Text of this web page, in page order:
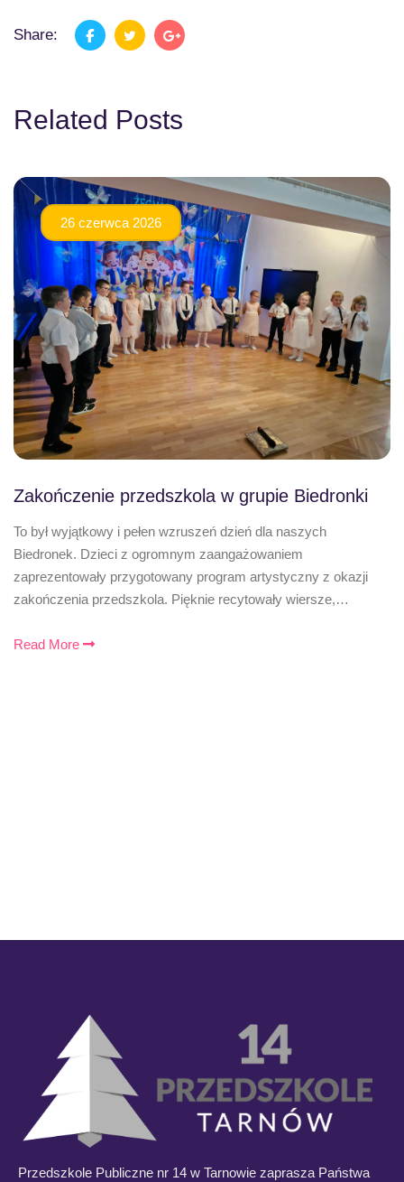
Share:
Related Posts
26 czerwca 2026
Zakończenie przedszkola w grupie Biedronki
To był wyjątkowy i pełen wzruszeń dzień dla naszych
Biedronek. Dzieci z ogromnym zaangażowaniem
zaprezentowały przygotowany program artystyczny z okazji
zakończenia przedszkola. Pięknie recytowały wiersze,…
Read More
Przedszkole Publiczne nr 14 w Tarnowie zaprasza Państwa